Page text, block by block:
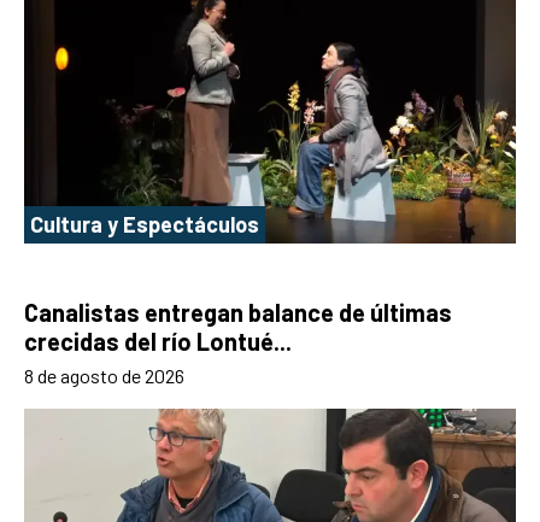
Cultura y Espectáculos
Canalistas entregan balance de últimas
crecidas del río Lontué...
8 de agosto de 2026